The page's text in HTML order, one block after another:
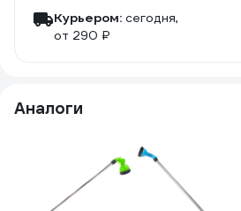
Курьером: сегодня,
от 290 ₽
Аналоги